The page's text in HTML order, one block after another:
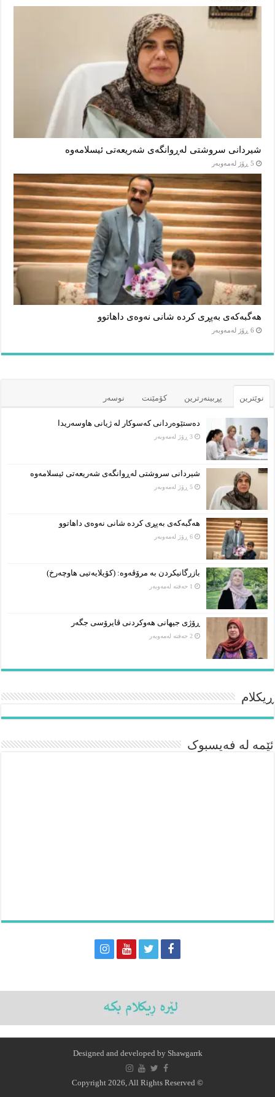
شیردانی سروشتی لەڕوانگەی شەریعەتی ئیسلامەوە
5 ڕۆژ لەمەوبەر
هەگبەکەی بەپڕی کردە شانی نەوەی داهاتوو
6 ڕۆژ لەمەوبەر
نوێترین پڕبینەرترین کۆمێنت نوسەر
دەستێوەردانی کەسوکار لە ژیانی هاوسەریدا
3 ڕۆژ لەمەوبەر
شیردانی سروشتی لەڕوانگەی شەریعەتی ئیسلامەوە
5 ڕۆژ لەمەوبەر
هەگبەکەی بەپڕی کردە شانی نەوەی داهاتوو
6 ڕۆژ لەمەوبەر
بازرگانیکردن بە مرۆڤەوە: (کۆیلایەتیی هاوچەرخ)
1 حەفتە لەمەوبەر
ڕۆژی جیهانی هەوکردنی ڤایرۆسی جگەر
2 حەفتە لەمەوبەر
ڕیکلام
ئێمە لە فەیسبوک
Designed and developed by Shawgarrk
© Copyright 2026, All Rights Reserved